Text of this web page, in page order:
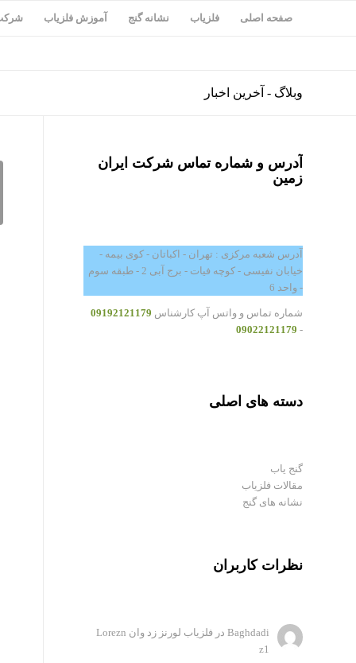
صفحه اصلی فلزیاب نشانه گنج آموزش فلزیاب
وبلاگ - آخرین اخبار
آدرس و شماره تماس شرکت ایران
زمین
آدرس شعبه مرکزی : تهران - اکباتان - کوی بیمه -
خیابان نفیسی - کوچه فیات - برج آبی 2 - طبقه سوم
- واحد 6
شماره تماس و واتس آپ کارشناس 09192121179
-
09022121179
دسته های اصلی
گنج یاب
مقالات فلزیاب
نشانه های گنج
نظرات کاربران
Baghdadi در
فلزیاب لورنز زد وان Lorezn
z1